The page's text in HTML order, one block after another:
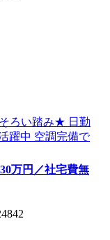
万円／社宅費無